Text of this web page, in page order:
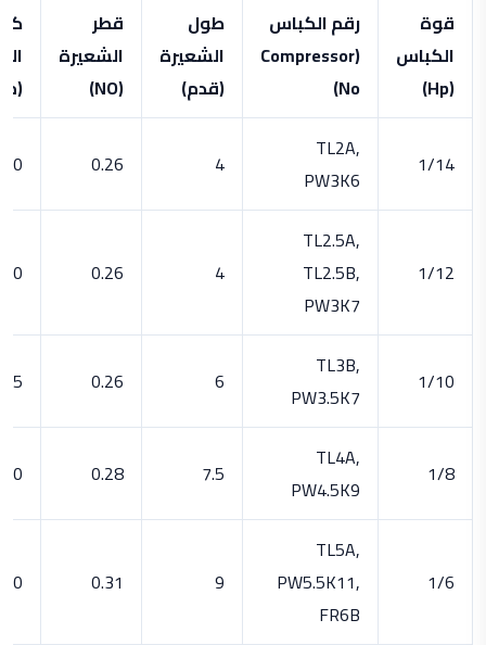
قوة
الكباس
(Hp)
رقم الكباس
(Compressor
No)
طول
الشعيرة
(قدم)
قطر
الشعيرة
(NO)
1/14
TL2A,
PW3K6
4
0.26
1/12
TL2.5A,
TL2.5B,
PW3K7
4
0.26
1/10
TL3B,
PW3.5K7
6
0.26
1/8
TL4A,
PW4.5K9
7.5
0.28
1/6
TL5A,
PW5.5K11,
FR6B
9
0.31